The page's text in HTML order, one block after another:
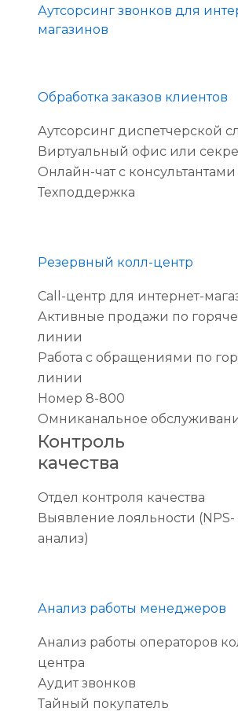
Аутсорсинг звонков для
магазинов
Обработка заказов клиентов
Аутсорсинг диспетчерской
Виртуальный офис или
Онлайн-чат с консультантами
Техподдержка
Резервный колл-центр
Call-центр для интернет-
Активные продажи по
линии
Работа с обращениями по
линии
Номер 8-800
Омниканальное
Контроль
качества
Отдел контроля качества
Выявление лояльности (NPS-
анализ)
Анализ работы менеджеров
Анализ работы операторов
центра
Аудит звонков
Тайный покупатель